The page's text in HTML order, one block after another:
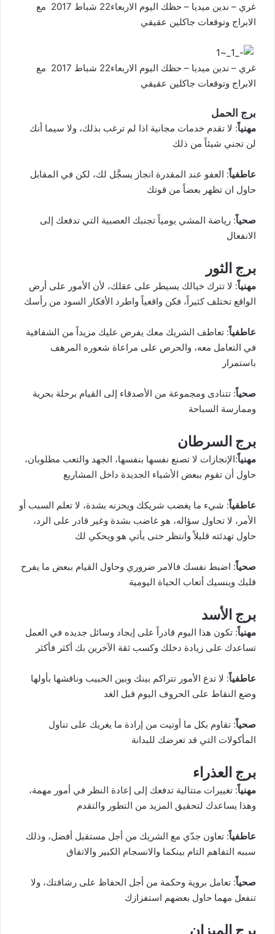
غري – ندين ميديا – حظك اليوم الاربعاء22 شباط 2017 مع
الابراج وتوقعات جاكلين عقيقي
غري – ندين ميديا – حظك اليوم الاربعاء22 شباط 2017 مع
الابراج وتوقعات جاكلين عقيقي
برج الحمل
مهنياً: لا تقدم خدمات مجانية اذا لم ترغب بذلك، ولا سيما أنك
لن تجني شيئاً من ذلك
عاطفياً: العفو عند المقدرة انجاز يسجَّل لك، لكن في المقابل
حاول ان تظهر بعضاً من قوتك
صحياً: رياضة المشي يومياً تجنبك العصبية التي تدفعك إلى
الانفعال
برج الثور
مهنياً: لا تترك خيالك يسيطر على عقلك، لأن الأمور على أرض
الواقع تختلف كثيراً، فكن واقعياً واطرد الأفكار السود من رأسك
عاطفياً: تعاطف الشريك معك يفرض عليك مزيداً من الشفافية
في التعامل معه، والحرص على مراعاة شعوره المرهف
باستمرار
صحياً: تتنادى ومجموعة من الأصدقاء إلى القيام برحلة بحرية
وممارسة السباحة
برج السرطان
مهنياً:الإنجازات لا تصنع نفسها بنفسها، الجهد والتعب مطلوبان،
حاول أن تقوم ببعض الأشياء الجديدة داخل المشاريع
عاطفياً: شيء ما يغضب شريكك ويحزنه بشدة، لا تعلم السبب أو
الأمر، لا تحاول سؤاله، هو غاضب بشدة وغير قادر على الرد،
حاول تهدئته قليلاً وانتظر حتى يأتي هو ويحكي لك
صحياً: اضبط نفسك فالامر ضروري وحاول القيام ببعض ما يفرح
قلبك وينسيك أتعاب الحياة اليومية
برج الأسد
مهنياً: تكون هذا اليوم قادراً على إيجاد وسائل جديده في العمل
تساعدك على زيادة دخلك وكسب ثقة الآخرين بك أكثر فأكثر
عاطفياً: لا تدع الأمور تتراكم بينك وبين الحبيب وناقشها بأولها
وضع النقاط على الحروف اليوم قبل الغد
صحياً: تقاوم بكل ما أوتيت من إرادة ما يغريك على تناول
المأكولات التي قد تعرضك للبدانة
برج العذراء
مهنياً: تغييرات متتالية تدفعك إلى إعادة النظر في أمور مهمة،
وهذا يساعدك لتحقيق المزيد من التطور والتقدم
عاطفياً: تعاون جدّي مع الشريك من أجل مستقبل أفضل، وذلك
سببه التفاهم التام بينكما والانسجام الكبير والاتفاق
صحياً: تعامل بروية وحكمة من أجل الحفاظ على رشاقتك، ولا
تنفعل مهما حاول بعضهم استفزازك